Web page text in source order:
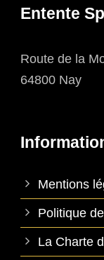
Entente
Route de la
64800 Nay
Mentions
Politique
La Charte